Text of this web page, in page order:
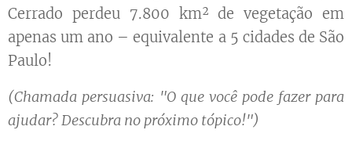
Cerrado perdeu 7.800 km² de vegetação em
apenas um ano – equivalente a 5 cidades de São
Paulo!
(Chamada persuasiva: "O que você pode fazer para
ajudar? Descubra no próximo tópico!")